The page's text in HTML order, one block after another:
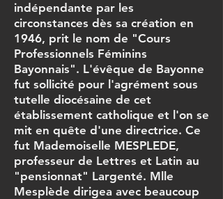
indépendante par les
circonstances dès sa création en
1946, prit le nom de "Cours
Professionnels Féminins
Bayonnais". L'évêque de Bayonne
fut sollicité pour l'agrément sous
tutelle diocésaine de cet
établissement catholique et l'on se
mit en quête d'une directrice. Ce
fut Mademoiselle MESPLEDE,
professeur de Lettres et Latin au
"pensionnat" Largenté. Mlle
Mesplède dirigea avec beaucoup